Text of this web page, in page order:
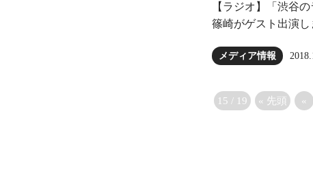
【ラジオ】「渋谷
篠崎がゲスト出演し
メディア情報
15 / 19 « 先頭 «